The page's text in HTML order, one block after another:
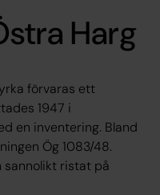
Harg
förvaras ett
1947 i
en inventering. Bland
Ög 1083/48.
sannolikt ristat på